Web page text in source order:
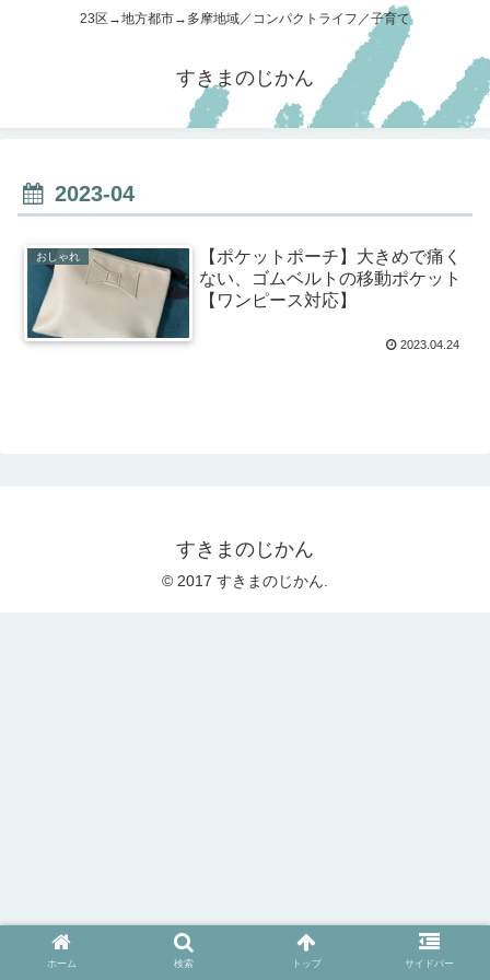
23区→地方都市→多摩地域／コンパクトライフ／子育て
すきまのじかん
2023-04
おしゃれ
【ポケットポーチ】大きめで痛く
ない、ゴムベルトの移動ポケット
【ワンピース対応】
2023.04.24
すきまのじかん
© 2017 すきまのじかん.
ホーム 検索 トップ サイドバー